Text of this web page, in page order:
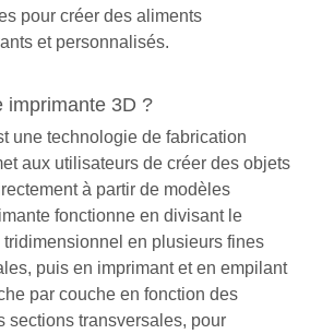
pour créer des aliments
et personnalisés.
imprimante 3D ?
une technologie de fabrication
aux utilisateurs de créer des objets
à partir de modèles
fonctionne en divisant le
en plusieurs fines
puis en imprimant et en empilant
par couche en fonction des
sections transversales, pour